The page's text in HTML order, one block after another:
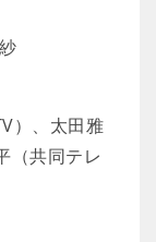
）、太田雅
（共同テレ